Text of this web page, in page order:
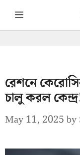
Skip Menu
রেশনে
চালু করল
May 11, 2025by